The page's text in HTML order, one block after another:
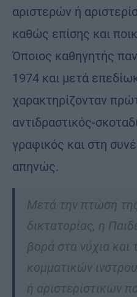
αριστερών ή
καθώς επίσης και
Όποιος καθηγητής
1974 και μετά
χαρακτηρίζονταν
αντιδραστικός-
γραφικός και στη
απηνώς.
Mετά την πτώση
δικτατορίας, η
βορά στα νύχια και
κομματικών
ή αριστερίστικων